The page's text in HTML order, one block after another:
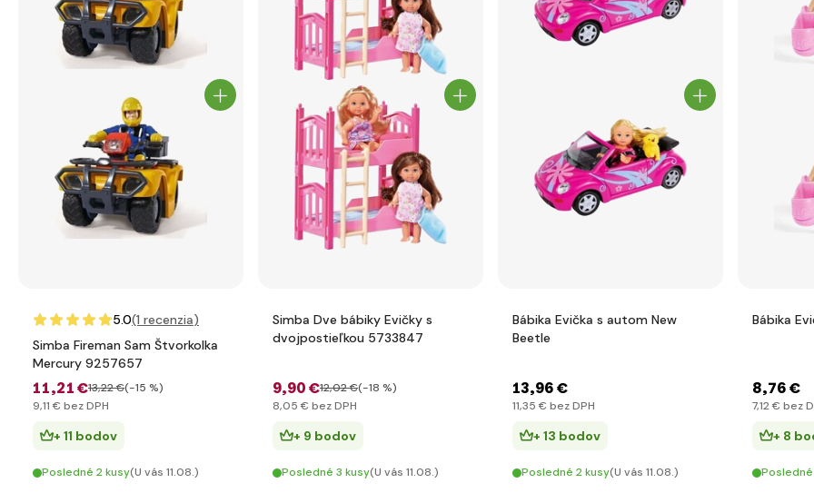
5.0(1 recenzia)
Simba Fireman Sam Štvorkolka
Mercury 9257657
11,21 €13,22 €(-15 %)
9,11 € bez DPH
+ 11 bodov
Posledné 2 kusy(U vás 11.08.)
Simba Dve bábiky Evičky s
dvojpostieľkou 5733847
9,90 €12,02 €(-18 %)
8,05 € bez DPH
+ 9 bodov
Posledné 3 kusy(U vás 11.08.)
Bábika Evička s autom New
Beetle
13,96 €
11,35 € bez DPH
+ 13 bodov
Posledné 2 kusy(U vás 11.08.)
Bábika
8,76 €
7,12 € bez
+ 8